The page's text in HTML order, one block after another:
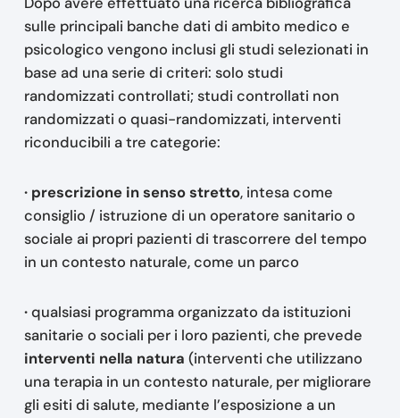
sulle principali banche dati di ambito medico e
psicologico vengono inclusi gli studi selezionati in
base ad una serie di criteri: solo studi
randomizzati controllati; studi controllati non
randomizzati o quasi-randomizzati, interventi
riconducibili a tre categorie:
· prescrizione in senso stretto, intesa come
consiglio / istruzione di un operatore sanitario o
sociale ai propri pazienti di trascorrere del tempo
in un contesto naturale, come un parco
·qualsiasi programma organizzato da istituzioni
sanitarie o sociali per i loro pazienti, che prevede
interventi nella natura (interventi che utilizzano
una terapia in un contesto naturale, per migliorare
gli esiti di salute, mediante l’esposizione a un